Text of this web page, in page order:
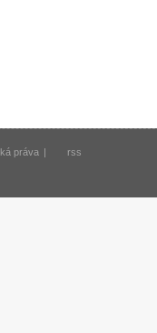
práva | rss